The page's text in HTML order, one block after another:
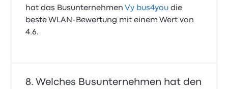
hat das BusunternehmenVy bus4you die
beste WLAN-Bewertung mit einem Wert von
4.6.
Welches Busunternehmen hat den